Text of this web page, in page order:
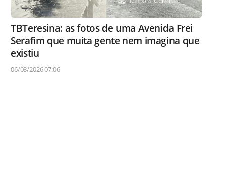
TBTeresina: as fotos de uma Avenida Frei
Serafim que muita gente nem imagina que
existiu
06/08/2026 07:06